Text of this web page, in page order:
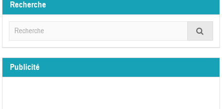
Recherche
Publicité